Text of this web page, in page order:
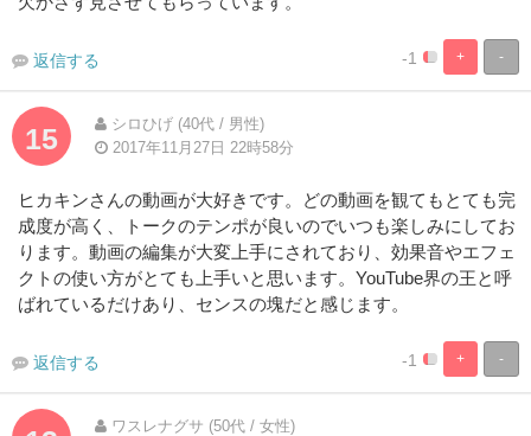
-
+
5%95%
-1
返信する
15
シロひげ (40代 / 男性)
2017年11月27日 22時58分
ヒカキンさんの動画が大好きです。どの動画を観てもとても完
成度が高く、トークのテンポが良いのでいつも楽しみにしてお
ります。動画の編集が大変上手にされており、効果音やエフェ
クトの使い方がとても上手いと思います。YouTube界の王と呼
ばれているだけあり、センスの塊だと感じます。
-
+
5%95%
-1
返信する
ワスレナグサ (50代 / 女性)